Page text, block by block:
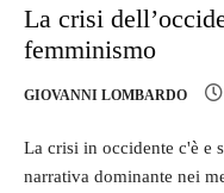
La crisi
femminismo
GIOVANNI LOMBARDO
La crisi in occidente c'è e
narrativa dominante nei